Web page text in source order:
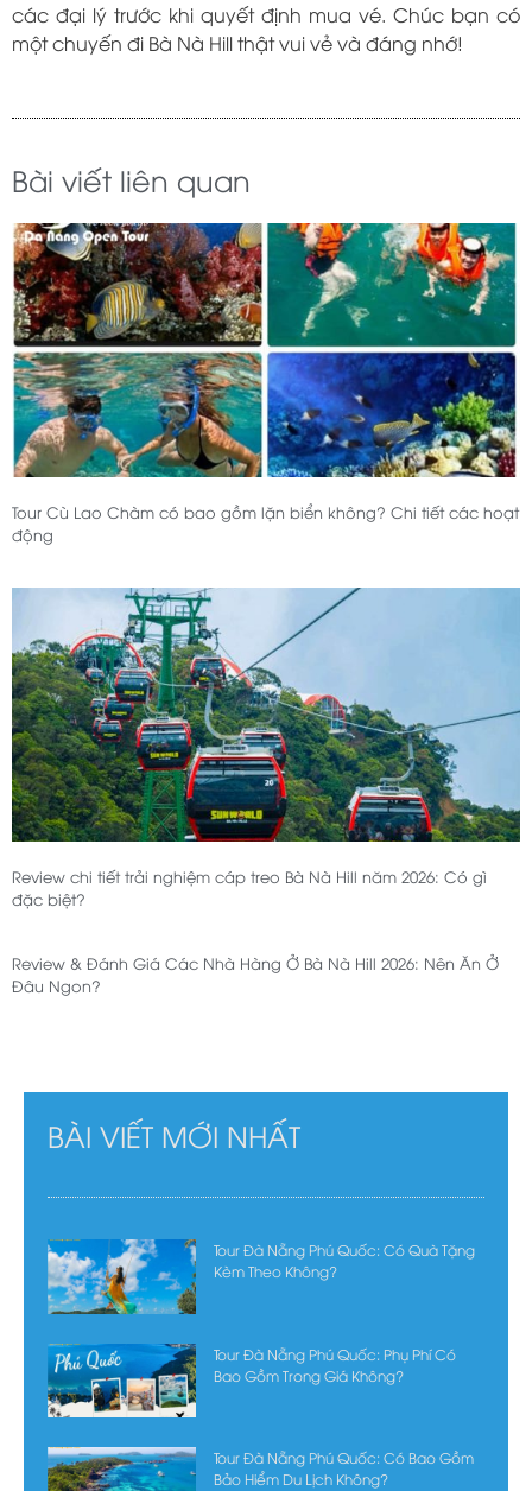
các đại lý trước khi quyết định mua vé. Chúc bạn có
một chuyến đi Bà Nà Hill thật vui vẻ và đáng nhớ!
Bài viết liên quan
Tour Cù Lao Chàm có bao gồm lặn biển không? Chi tiết các hoạt
động
Review chi tiết trải nghiệm cáp treo Bà Nà Hill năm 2026: Có gì
đặc biệt?
Review & Đánh Giá Các Nhà Hàng Ở Bà Nà Hill 2026: Nên Ăn Ở
Đâu Ngon?
BÀI VIẾT MỚI NHẤT
Tour Đà Nẵng Phú Quốc: Có Quà Tặng
Kèm Theo Không?
Tour Đà Nẵng Phú Quốc: Phụ Phí Có
Bao Gồm Trong Giá Không?
Tour Đà Nẵng Phú Quốc: Có Bao Gồm
Bảo Hiểm Du Lịch Không?